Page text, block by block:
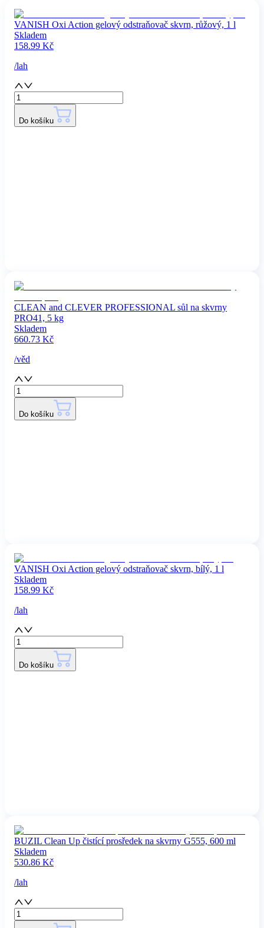
VANISH Oxi Action gelový odstraňovač skvrn, růžový, 1 l
Skladem
158.99 Kč
/lah
Do košíku
CLEAN and CLEVER PROFESSIONAL sůl na skvrny
PRO41, 5 kg
Skladem
660.73 Kč
/věd
Do košíku
VANISH Oxi Action gelový odstraňovač skvrn, bílý, 1 l
Skladem
158.99 Kč
/lah
Do košíku
BUZIL Clean Up čistící prosředek na skvrny G555, 600 ml
Skladem
530.86 Kč
/lah